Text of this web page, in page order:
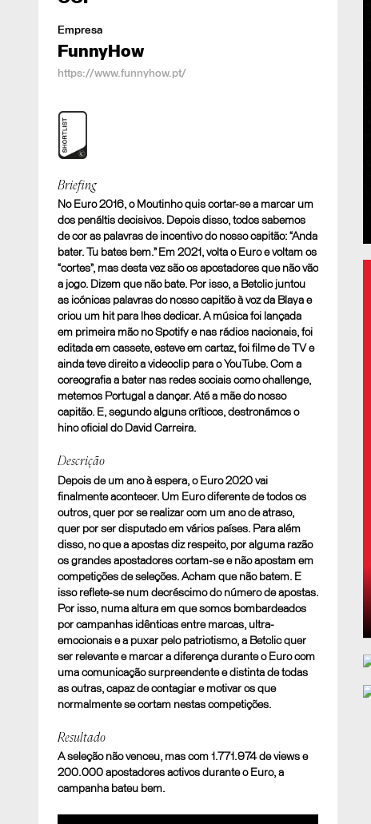
Empresa
FunnyHow
https://www.funnyhow.pt/
Este €uro Vai Bater
B. EXPERIÊNCIA DIGITAL. Conteúdo de Marca
Briefing
No Euro 2016, o Moutinho quis cortar-se a marcar um
dos penáltis decisivos. Depois disso, todos sabemos
de cor as palavras de incentivo do nosso capitão: “Anda
bater. Tu bates bem.” Em 2021, volta o Euro e voltam os
“cortes”, mas desta vez são os apostadores que não vão
a jogo. Dizem que não bate. Por isso, a Betclic juntou
as icónicas palavras do nosso capitão à voz da Blaya e
criou um hit para lhes dedicar. A música foi lançada
em primeira mão no Spotify e nas rádios nacionais, foi
editada em cassete, esteve em cartaz, foi filme de TV e
ainda teve direito a videoclip para o YouTube. Com a
coreografia a bater nas redes sociais como challenge,
metemos Portugal a dançar. Até a mãe do nosso
capitão. E, segundo alguns críticos, destronámos o
hino oficial do David Carreira.
Descrição
Depois de um ano à espera, o Euro 2020 vai
finalmente acontecer. Um Euro diferente de todos os
outros, quer por se realizar com um ano de atraso,
quer por ser disputado em vários países. Para além
disso, no que a apostas diz respeito, por alguma razão
os grandes apostadores cortam-se e não apostam em
competições de seleções. Acham que não batem. E
isso reflete-se num decréscimo do número de apostas.
Por isso, numa altura em que somos bombardeados
por campanhas idênticas entre marcas, ultra-
emocionais e a puxar pelo patriotismo, a Betclic quer
ser relevante e marcar a diferença durante o Euro com
uma comunicação surpreendente e distinta de todas
as outras, capaz de contagiar e motivar os que
normalmente se cortam nestas competições.
Resultado
A seleção não venceu, mas com 1.771.974 de views e
200.000 apostadores activos durante o Euro, a
campanha bateu bem.